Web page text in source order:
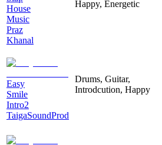
House
Music
Praz
Khanal
Happy, Energetic
Easy
Smile
Intro2
TaigaSoundProd
Drums, Guitar,
Introdcution, Happy